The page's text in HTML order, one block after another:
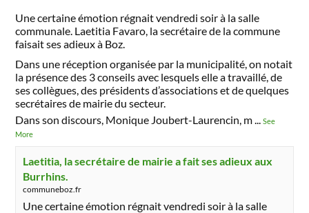
Une certaine émotion régnait vendredi soir à la salle
communale. Laetitia Favaro, la secrétaire de la commune
faisait ses adieux à Boz.
Dans une réception organisée par la municipalité, on notait
la présence des 3 conseils avec lesquels elle a travaillé, de
ses collègues, des présidents d’associations et de quelques
secrétaires de mairie du secteur.
Dans son discours, Monique Joubert-Laurencin, m
...See
More
Laetitia, la secrétaire de mairie a fait ses adieux aux
Burrhins.
communeboz.fr
Une certaine émotion régnait vendredi soir à la salle